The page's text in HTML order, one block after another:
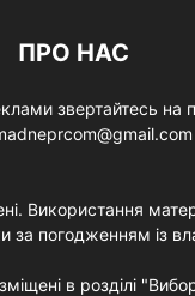
ПРО НАС
звертайтесь на
Використання
за погодженням із
в розділі